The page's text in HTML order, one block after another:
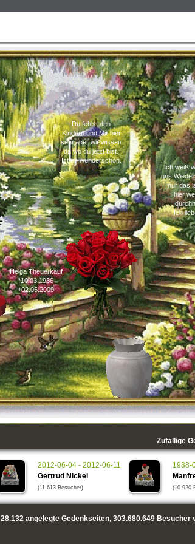
Helga Theuerkauf
*10.03.1936
+02.05.2009
Ich weiß
uns
nur das
hier
Ich
Du fehlst den
Kindern und Mir hier
sehr,aber wir wissen
da wo du jetzt bist.
Ist es wunderschön.
Zufällige
2012-06-04 - 2012-06-11
Gertrud Nickel
(11.613 Besucher)
1938-
(10.920
28.132angelegte Gedenkseiten, 303.680.649Besucher